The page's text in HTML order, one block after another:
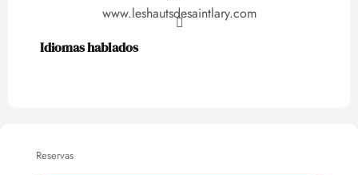
www.leshautsdesaintlary.com
Idiomas hablados
Idiomas hablados
Reservas